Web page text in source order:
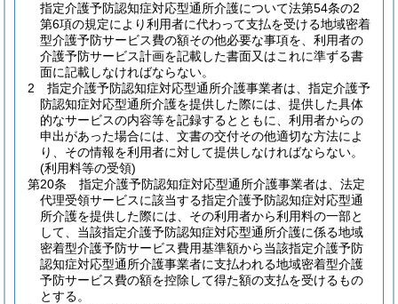
指定介護予防認知症対応型通所介護について法第54条の2
第6項の規定により利用者に代わって支払を受ける地域密着
型介護予防サービス費の額その他必要な事項を、利用者の
介護予防サービス計画を記載した書面又はこれに準ずる書
面に記載しなければならない。
2
指定介護予防認知症対応型通所介護事業者は、指定介護予
防認知症対応型通所介護を提供した際には、提供した具体
的なサービスの内容等を記録するとともに、利用者からの
申出があった場合には、文書の交付その他適切な方法によ
り、その情報を利用者に対して提供しなければならない。
(利用料等の受領)
第20条
指定介護予防認知症対応型通所介護事業者は、法定
代理受領サービスに該当する指定介護予防認知症対応型通
所介護を提供した際には、その利用者から利用料の一部と
して、当該指定介護予防認知症対応型通所介護に係る地域
密着型介護予防サービス費用基準額から当該指定介護予防
認知症対応型通所介護事業者に支払われる地域密着型介護
予防サービス費の額を控除して得た額の支払を受けるもの
とする。